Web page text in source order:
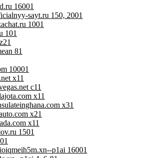
16001
sayt.ru 150, 2001
1001
101
1
81
10001
x11
c11
x11
x31
x21
x11
1501
1
p1ai 16001